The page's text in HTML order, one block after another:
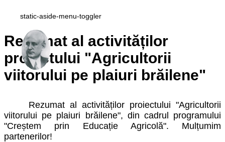
static-aside-menu-toggler
Rezumat al activităților
proiectului "Agricultorii
viitorului pe plaiuri brăilene"
Rezumat al activităților proiectului "Agricultorii
viitorului pe plaiuri brăilene", din cadrul programului
"Creștem prin Educație Agricolă". Mulțumim
partenerilor!